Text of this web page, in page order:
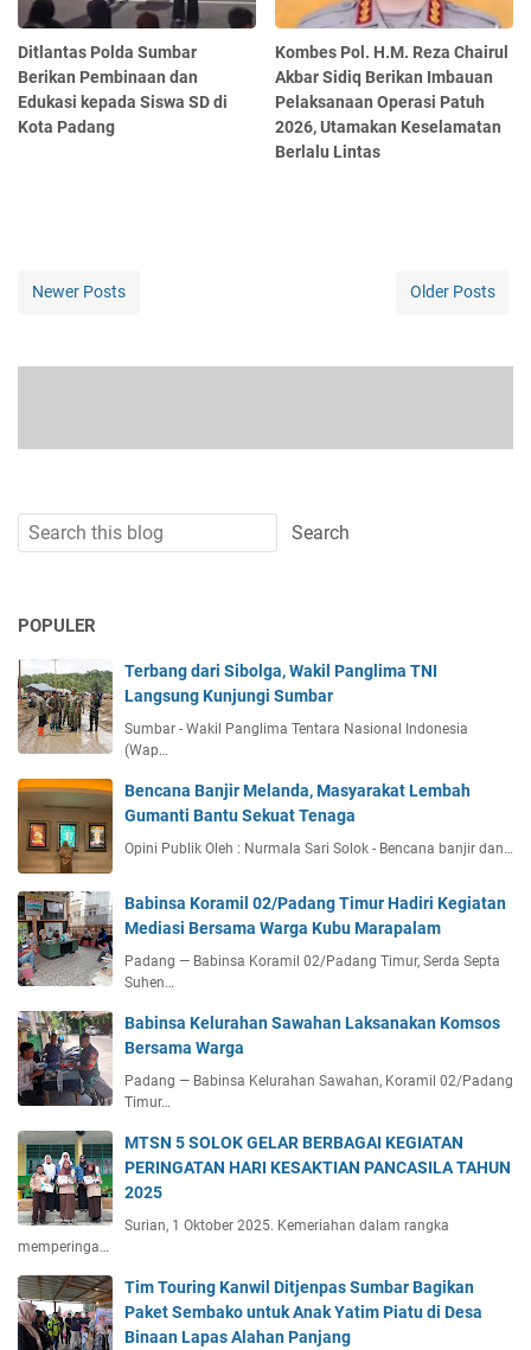
Ditlantas Polda Sumbar
Berikan Pembinaan dan
Edukasi kepada Siswa SD di
Kota Padang
Kombes Pol. H.M. Reza Chairul
Akbar Sidiq Berikan Imbauan
Pelaksanaan Operasi Patuh
2026, Utamakan Keselamatan
Berlalu Lintas
Newer Posts Older Posts
POPULER
Terbang dari Sibolga, Wakil Panglima TNI
Langsung Kunjungi Sumbar
Sumbar - Wakil Panglima Tentara Nasional Indonesia
(Wap…
Bencana Banjir Melanda, Masyarakat Lembah
Gumanti Bantu Sekuat Tenaga
Opini Publik Oleh : Nurmala Sari Solok - Bencana banjir dan…
Babinsa Koramil 02/Padang Timur Hadiri Kegiatan
Mediasi Bersama Warga Kubu Marapalam
Padang — Babinsa Koramil 02/Padang Timur, Serda Septa
Suhen…
Babinsa Kelurahan Sawahan Laksanakan Komsos
Bersama Warga
Padang — Babinsa Kelurahan Sawahan, Koramil 02/Padang
Timur…
MTSN 5 SOLOK GELAR BERBAGAI KEGIATAN
PERINGATAN HARI KESAKTIAN PANCASILA TAHUN
2025
Surian, 1 Oktober 2025. Kemeriahan dalam rangka
memperinga…
Tim Touring Kanwil Ditjenpas Sumbar Bagikan
Paket Sembako untuk Anak Yatim Piatu di Desa
Binaan Lapas Alahan Panjang